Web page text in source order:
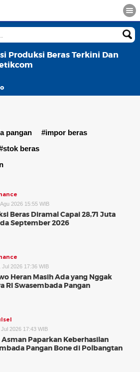
Produksi Beras Terkini Dan
pangan
#impor beras
beras
2026 15:55 WIB
Beras Diramal Capai 28,71 Juta
September 2026
Jul 2026 17:36 WIB
Heran Masih Ada yang Nggak
RI Swasembada Pangan
Jul 2026 17:43 WIB
Paparkan Keberhasilan
Pangan Bone di Polbangtan